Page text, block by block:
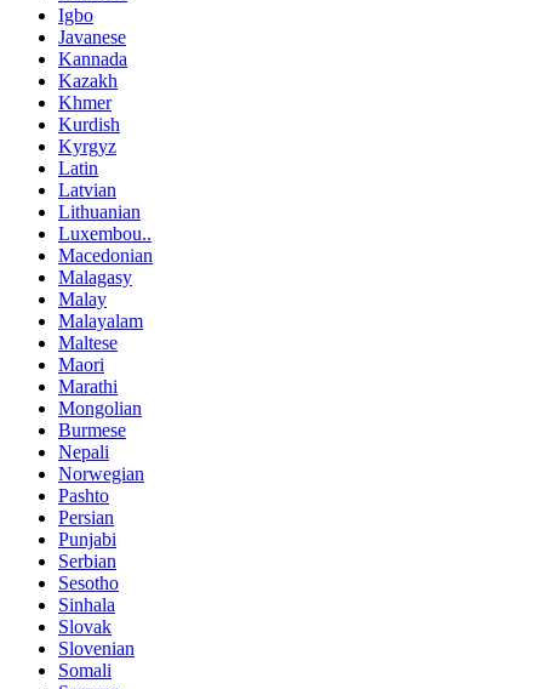
Igbo
Javanese
Kannada
Kazakh
Khmer
Kurdish
Kyrgyz
Latin
Latvian
Lithuanian
Luxembou..
Macedonian
Malagasy
Malay
Malayalam
Maltese
Maori
Marathi
Mongolian
Burmese
Nepali
Norwegian
Pashto
Persian
Punjabi
Serbian
Sesotho
Sinhala
Slovak
Slovenian
Somali